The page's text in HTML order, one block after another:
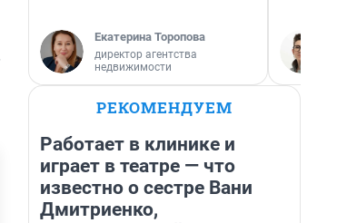
Екатерина Торопова
директор агентства
недвижимости
РЕКОМЕНДУЕМ
Работает в клинике и
играет в театре — что
известно о сестре Вани
Дмитриенко,